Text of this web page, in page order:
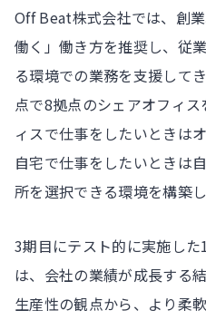
Off Beat株式会社では、創
働く」働き方を推奨し、従
る環境での業務を支援して
点で8拠点のシェアオフィ
ィスで仕事をしたいときは
自宅で仕事をしたいときは
所を選択できる環境を構築
3期目にテスト的に実施し
は、会社の業績が成長する
生産性の観点から、より柔